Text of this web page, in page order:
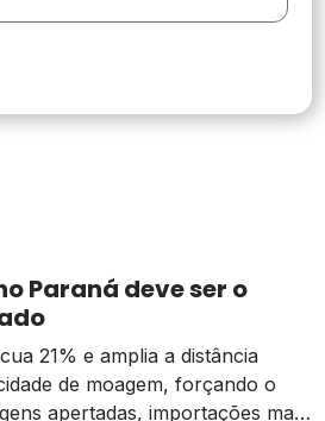
Paraná deve ser o
21% e amplia a distância
de moagem, forçando o
apertadas, importações mais